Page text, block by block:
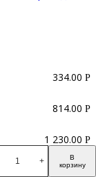
+
В
корзину
334.00 Р
814.00 Р
1 230.00 Р